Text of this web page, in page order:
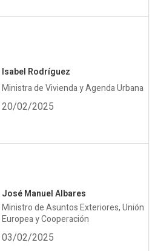
Isabel Rodríguez
Ministra de Vivienda y Agenda Urbana
20/02/2025
José Manuel Albares
Ministro de Asuntos Exteriores, Unión
Europea y Cooperación
03/02/2025